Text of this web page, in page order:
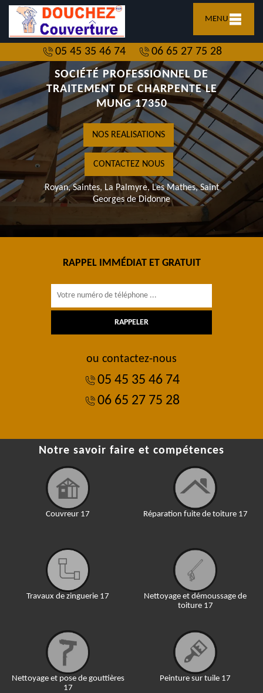
MENU
05 45 35 46 74
06 65 27 75 28
SOCIÉTÉ PROFESSIONNEL DE
TRAITEMENT DE CHARPENTE LE
MUNG 17350
NOS REALISATIONS
CONTACTEZ NOUS
Royan, Saintes, La Palmyre, Les Mathes, Saint
Georges de Didonne
RAPPEL IMMÉDIAT ET GRATUIT
ou contactez-nous
05 45 35 46 74
06 65 27 75 28
Notre savoir faire et compétences
Couvreur 17
Travaux de zinguerie 17
Nettoyage et pose de gouttières
17
Réparation fuite de toiture 17
Nettoyage et démoussage de
toiture 17
Peinture sur tuile 17